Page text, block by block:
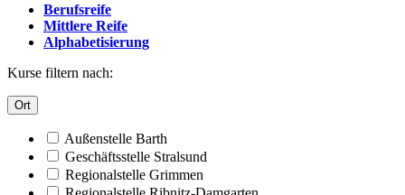
Berufsreife
Mittlere Reife
Alphabetisierung
Kurse filtern nach:
Ort
Außenstelle Barth
Geschäftsstelle Stralsund
Regionalstelle Grimmen